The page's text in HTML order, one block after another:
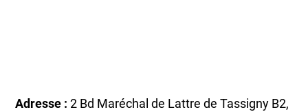
Adresse : 2 Bd Maréchal de Lattre de Tassigny B2,